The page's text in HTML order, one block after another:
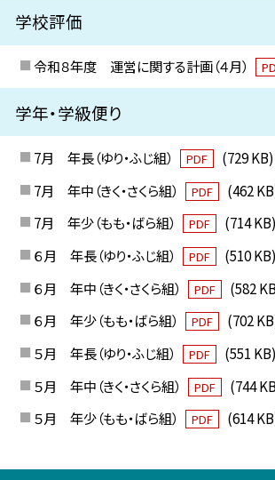
学校評価
令和８年度 運営に関する計画（４月）
学年・学級便り
7月 年長（ゆり・ふじ組） PDF
(729 KB)
7月 年中（きく・さくら組）
PDF
(462
7月 年少（もも・ばら組）
PDF
(714 KB)
６月 年長（ゆり・ふじ組）
PDF
(510 KB)
６月 年中（きく・さくら組）
PDF
(582
６月 年少（もも・ばら組）
PDF
(702
５月 年長（ゆり・ふじ組）
PDF
(551 KB)
５月 年中（きく・さくら組）
PDF
(744
５月 年少（もも・ばら組）
PDF (614